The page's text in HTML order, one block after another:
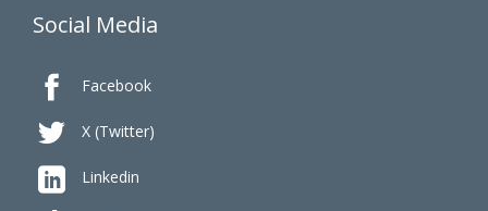
Social Media
 Facebook
 X (Twitter)
 Linkedin